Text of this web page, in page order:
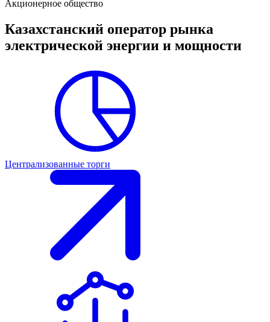
Акционерное общество
Казахстанский оператор рынка
электрической энергии и мощности
Централизованные торги